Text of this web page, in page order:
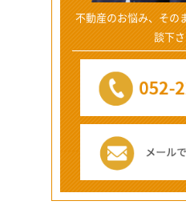
不動産のお悩み、その
談下